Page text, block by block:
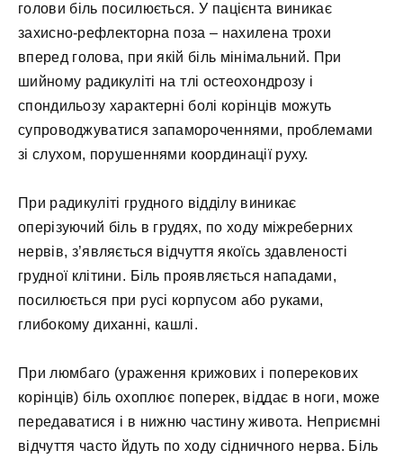
голови біль посилюється. У пацієнта виникає
захисно-рефлекторна поза – нахилена трохи
вперед голова, при якій біль мінімальний. При
шийному радикуліті на тлі остеохондрозу і
спондильозу характерні болі корінців можуть
супроводжуватися запамороченнями, проблемами
зі слухом, порушеннями координації руху.
При радикуліті грудного відділу виникає
оперізуючий біль в грудях, по ходу міжреберних
нервів, з’являється відчуття якоїсь здавленості
грудної клітини. Біль проявляється нападами,
посилюється при русі корпусом або руками,
глибокому диханні, кашлі.
При люмбаго (ураження крижових і поперекових
корінців) біль охоплює поперек, віддає в ноги, може
передаватися і в нижню частину живота. Неприємні
відчуття часто йдуть по ходу сідничного нерва. Біль